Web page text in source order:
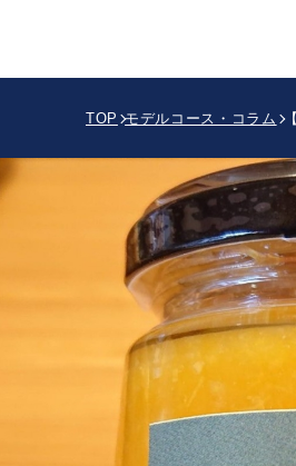
TOP モデルコース・コラム